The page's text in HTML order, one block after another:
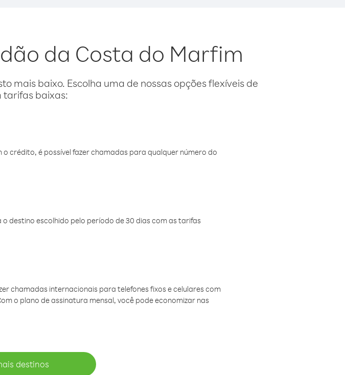
da Costa do Marfim
mais baixo. Escolha uma de nossas opções flexíveis de
baixas:
crédito, é possível fazer chamadas para qualquer número do
destino escolhido pelo período de 30 dias com as tarifas
chamadas internacionais para telefones fixos e celulares com
o plano de assinatura mensal, você pode economizar nas
destinos